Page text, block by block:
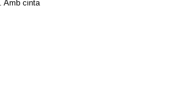
Amb cinta